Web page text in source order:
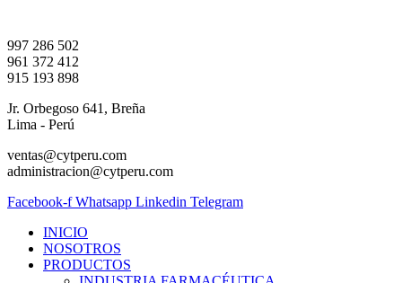
contenido
997 286 502
961 372 412
915 193 898
Jr. Orbegoso 641, Breña
Lima - Perú
ventas@cytperu.com
administracion@cytperu.com
Facebook-f Whatsapp Linkedin Telegram
INICIO
NOSOTROS
PRODUCTOS